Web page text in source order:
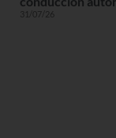
31/07/26